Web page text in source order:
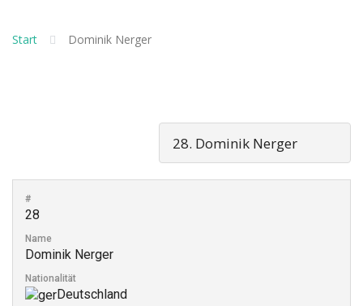
Start Dominik Nerger
#
28
Name
Dominik Nerger
Nationalität
Deutschland